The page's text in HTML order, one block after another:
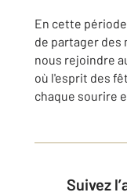
En cette
de partager des
nous rejoindre
où l'esprit des
chaque sourire
Suivez l’actualité immobilière et